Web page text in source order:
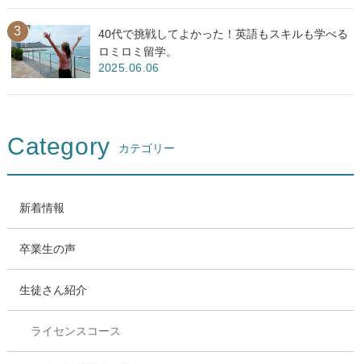
40代で挑戦してよかった！英語もスキルも学べる
ロミロミ留学。
2025.06.06
Category カテゴリー
新着情報
卒業生の声
生徒さん紹介
ライセンスコース